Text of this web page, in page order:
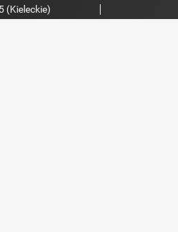
(Kieleckie)